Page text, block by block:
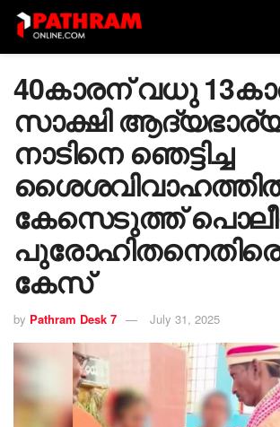
40കാരന് വധു
സാക്ഷി
നാടിനെ ഞെട്ടിച്ച
കേസെടുത്ത്
കേസ്
by Pathram Desk 7 July 31, 2025